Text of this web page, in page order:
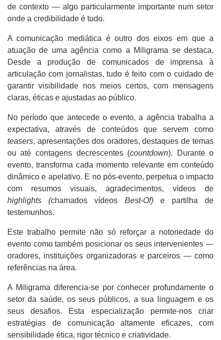
de contexto — algo particularmente importante num setor
onde a credibilidade é tudo.
A comunicação mediática é outro dos eixos em que a
atuação de uma agência como a Miligrama se destaca.
Desde a produção de comunicados de imprensa à
articulação com jornalistas, tudo é feito com o cuidado de
garantir visibilidade nos meios certos, com mensagens
claras, éticas e ajustadas ao público.
No período que antecede o evento, a agência trabalha a
expectativa, através de conteúdos que servem como
teasers, apresentações dos oradores, destaques de temas
ou até contagens decrescentes (countdown). Durante o
evento, transforma cada momento relevante em conteúdo
dinâmico e apelativo. E no pós-evento, perpetua o impacto
com resumos visuais, agradecimentos, vídeos de
highlights (chamados vídeos Best-Of)e partilha de
testemunhos.
Este trabalho permite não só reforçar a notoriedade do
evento como também posicionar os seus intervenientes —
oradores, instituições organizadoras e parceiros — como
referências na área.
A Miligrama diferencia-se por conhecer profundamente o
setor da saúde, os seus públicos, a sua linguagem e os
seus desafios. Esta especialização permite-nos criar
estratégias de comunicação altamente eficazes, com
sensibilidade ética, rigor técnico e criatividade.